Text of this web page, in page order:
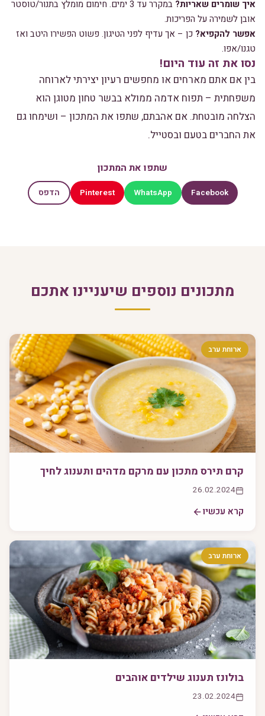
איך שומרים שאריות?
במקרר עד 3 ימים. חימום מומלץ בתנור/טוסטר
אובן לשמירה על הפריכות.
אפשר להקפיא? כן – אך עדיף לפני הטיגון. פשוט הפשירו היטב ואז
טגנו/אפו.
נסו את זה עוד היום!
בין אם אתם מארחים או מחפשים רעיון יצירתי לארוחה
משפחתית – תפוח אדמה ממולא בבשר טחון מטוגן הוא
הצלחה מובטחת. אם אהבתם, שתפו את המתכון – ושימחו גם
את החברים בטעם ובסטייל.
שתפו את המתכון
Facebook
WhatsApp
Pinterest הדפס
מתכונים נוספים שיעניינו אתכם
ארוחת ערב
קרם תירס מתכון עם מרקם מדהים ותענוג לחיך
26.02.2024
קרא עכשיו
ארוחת ערב
בולונז תענוג שילדים אוהבים
23.02.2024